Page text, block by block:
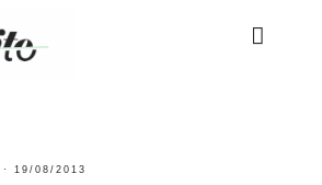
· 19/08/2013